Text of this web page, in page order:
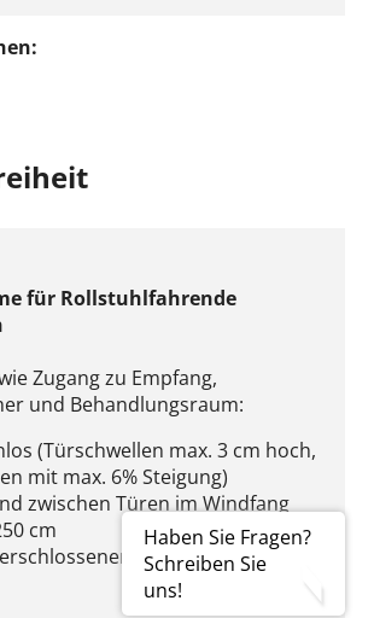
Haben Sie Fragen?
Schreiben Sie
uns!
für Rollstuhlfahrende
Zugang zu Empfang,
und Behandlungsraum:
(Türschwellen max. 3 cm hoch,
mit max. 6% Steigung)
zwischen Türen im Windfang
cm
Nebeneingang